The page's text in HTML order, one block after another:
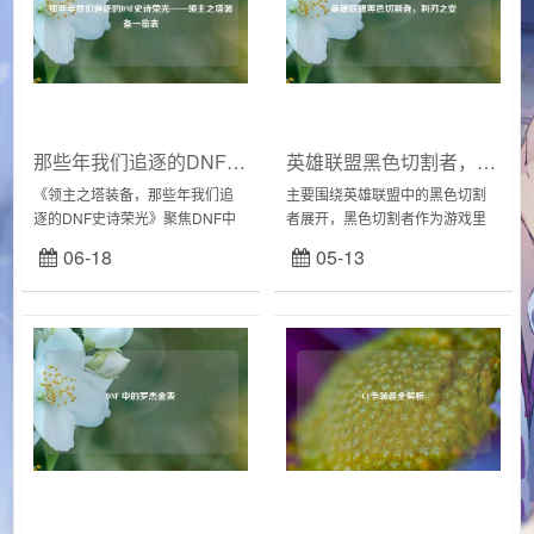
那些年我们追逐的DNF史诗荣光——领主之塔装备一览表
《领主之塔装备，那些年我们追
逐的DNF史诗荣光》聚焦DNF中
法，其产出的史诗装备曾是无数
玩家梦寐以求的目标，凝聚着当
06-18
英雄联盟黑色切割者，利刃之变
主要围绕英雄联盟中的黑色切割
者展开，黑色切割者作为游戏里
可能经历了改动，这一改动引发
玩家关注，其在游戏战局中能为
05-13